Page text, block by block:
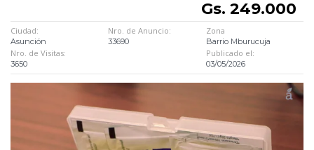
Gs. 249.000
Ciudad:
Asunción
Nro. de Anuncio:
33690
Zona
Barrio Mburucuja
Nro. de Visitas:
3650
Publicado el:
03/05/2026